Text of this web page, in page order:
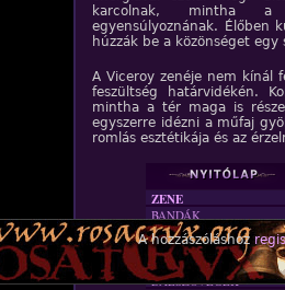
karcolnak, mintha
egyensúlyoznának. Élőben
húzzák be a közönséget
A Viceroy zenéje nem kínál
feszültség határvidékén.
mintha a tér maga is
egyszerre idézni a műfaj
romlás esztétikája és az
A hozzászóláshoz
ZENE
BANDÁK
DVD
INTERJÚK
FORDÍTÁSOK
DALSZÖVEGEK